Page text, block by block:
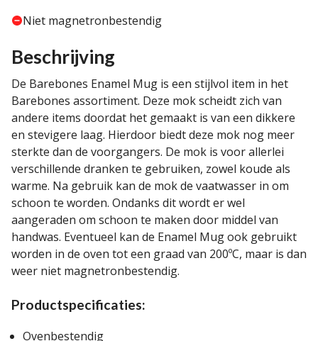
Niet magnetronbestendig
Beschrijving
De Barebones Enamel Mug is een stijlvol item in het
Barebones assortiment. Deze mok scheidt zich van
andere items doordat het gemaakt is van een dikkere
en stevigere laag. Hierdoor biedt deze mok nog meer
sterkte dan de voorgangers. De mok is voor allerlei
verschillende dranken te gebruiken, zowel koude als
warme. Na gebruik kan de mok de vaatwasser in om
schoon te worden. Ondanks dit wordt er wel
aangeraden om schoon te maken door middel van
handwas. Eventueel kan de Enamel Mug ook gebruikt
worden in de oven tot een graad van 200ºC, maar is dan
weer niet magnetronbestendig.
Productspecificaties:
Ovenbestendig